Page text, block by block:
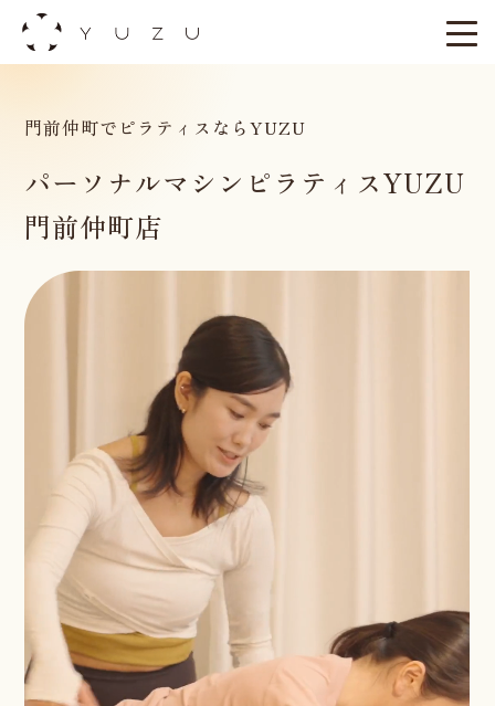
content
門前仲町でピラティスならYUZU
パーソナルマシンピラティスYUZU
門前仲町店